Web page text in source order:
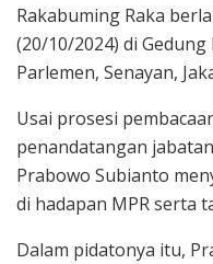
Rakabuming Raka
(20/10/2024) di
Parlemen, Senayan,
Usai prosesi
penandatangan
Prabowo Subianto
di hadapan MPR serta
Dalam pidatonya itu,